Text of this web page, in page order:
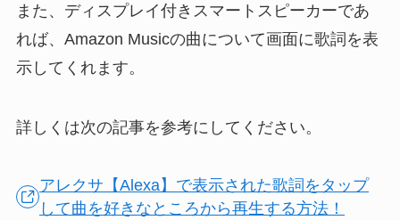
また、ディスプレイ付きスマートスピーカーであ
れば、Amazon Musicの曲について画面に歌詞を表
示してくれます。
詳しくは次の記事を参考にしてください。
アレクサ【Alexa】で表示された歌詞をタップ
して曲を好きなところから再生する方法！